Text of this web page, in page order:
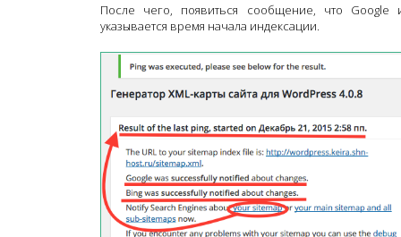
После чего, появиться сообщение, что
указывается время начала индексации.